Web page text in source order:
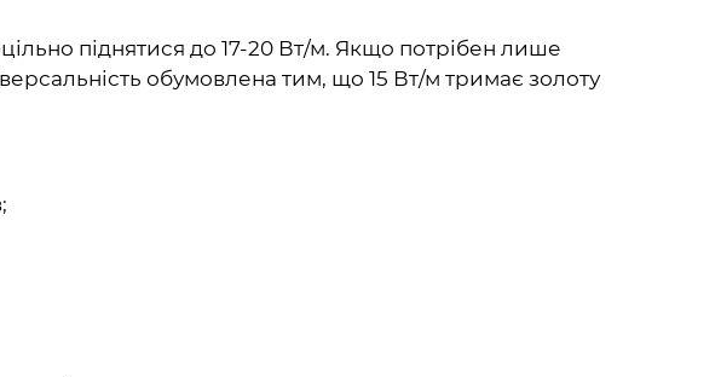
піднятися до 17-20 Вт/м. Якщо потрібен лише
обумовлена тим, що 15 Вт/м тримає золоту